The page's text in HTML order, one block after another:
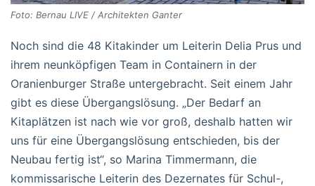
Foto: Bernau LIVE / Architekten Ganter
Noch sind die 48 Kitakinder um Leiterin Delia Prus und
ihrem neunköpfigen Team in Containern in der
Oranienburger Straße untergebracht. Seit einem Jahr
gibt es diese Übergangslösung. „Der Bedarf an
Kitaplätzen ist nach wie vor groß, deshalb hatten wir
uns für eine Übergangslösung entschieden, bis der
Neubau fertig ist“, so Marina Timmermann, die
kommissarische Leiterin des Dezernates für Schul-,